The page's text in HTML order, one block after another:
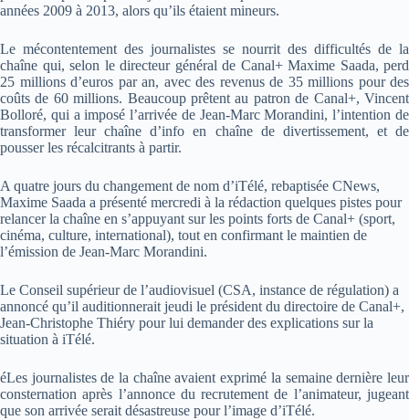
années 2009 à 2013, alors qu’ils étaient mineurs.
Le mécontentement des journalistes se nourrit des difficultés de la
chaîne qui, selon le directeur général de Canal+ Maxime Saada, perd
25 millions d’euros par an, avec des revenus de 35 millions pour des
coûts de 60 millions. Beaucoup prêtent au patron de Canal+, Vincent
Bolloré, qui a imposé l’arrivée de Jean-Marc Morandini, l’intention de
transformer leur chaîne d’info en chaîne de divertissement, et de
pousser les récalcitrants à partir.
A quatre jours du changement de nom d’iTélé, rebaptisée CNews,
Maxime Saada a présenté mercredi à la rédaction quelques pistes pour
relancer la chaîne en s’appuyant sur les points forts de Canal+ (sport,
cinéma, culture, international), tout en confirmant le maintien de
l’émission de Jean-Marc Morandini.
Le Conseil supérieur de l’audiovisuel (CSA, instance de régulation) a
annoncé qu’il auditionnerait jeudi le président du directoire de Canal+,
Jean-Christophe Thiéry pour lui demander des explications sur la
situation à iTélé.
éLes journalistes de la chaîne avaient exprimé la semaine dernière leur
consternation après l’annonce du recrutement de l’animateur, jugeant
que son arrivée serait désastreuse pour l’image d’iTélé.